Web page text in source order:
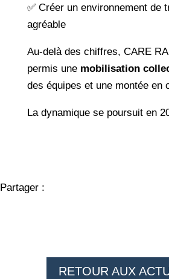
✅ Créer un environnement de
agréable
Au-delà des chiffres, CARE
permis une mobilisation
des équipes et une montée en
La dynamique se poursuit en
Partager :
RETOUR AUX